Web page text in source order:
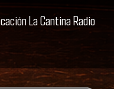
La Cantina Radio